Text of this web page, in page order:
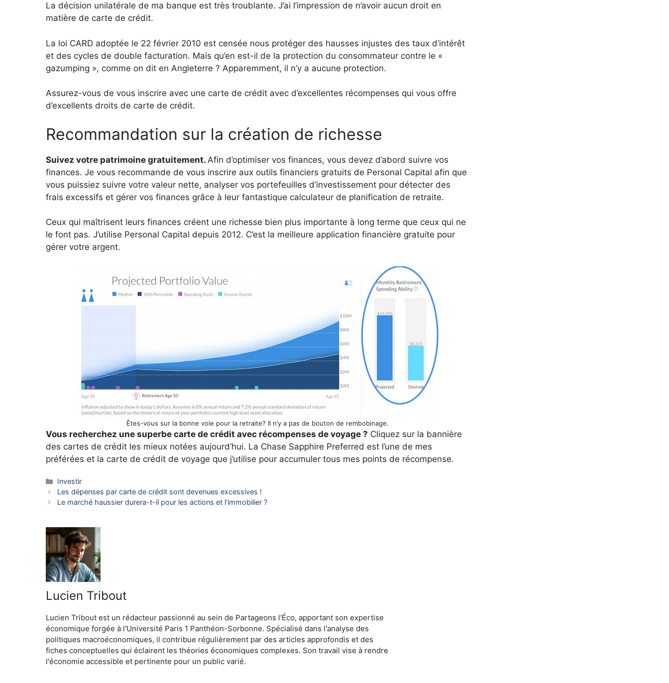
La décision unilatérale de ma banque est très troublante. J’ai l’impression de n’avoir aucun droit en
matière de carte de crédit.
La loi CARD adoptée le 22 février 2010 est censée nous protéger des hausses injustes des taux d’intérêt
et des cycles de double facturation. Mais qu’en est-il de la protection du consommateur contre le «
gazumping », comme on dit en Angleterre ? Apparemment, il n’y a aucune protection.
Assurez-vous de vous inscrire avec une carte de crédit avec d’excellentes récompenses qui vous offre
d’excellents droits de carte de crédit.
Recommandation sur la création de richesse
Suivez votre patrimoine gratuitement. Afin d’optimiser vos finances, vous devez d’abord suivre vos
finances. Je vous recommande de vous inscrire aux outils financiers gratuits de Personal Capital afin que
vous puissiez suivre votre valeur nette, analyser vos portefeuilles d’investissement pour détecter des
frais excessifs et gérer vos finances grâce à leur fantastique calculateur de planification de retraite.
Ceux qui maîtrisent leurs finances créent une richesse bien plus importante à long terme que ceux qui ne
le font pas. J’utilise Personal Capital depuis 2012. C’est la meilleure application financière gratuite pour
gérer votre argent.
Êtes-vous sur la bonne voie pour la retraite? Il n’y a pas de bouton de rembobinage.
Vous recherchez une superbe carte de crédit avec récompenses de voyage ? Cliquez sur la bannière
des cartes de crédit les mieux notées aujourd’hui. La Chase Sapphire Preferred est l’une de mes
préférées et la carte de crédit de voyage que j’utilise pour accumuler tous mes points de récompense.
Catégories
Investir
Les dépenses par carte de crédit sont devenues excessives !
Le marché haussier durera-t-il pour les actions et l’immobilier ?
Lucien Tribout
Lucien Tribout est un rédacteur passionné au sein de Partageons l'Éco, apportant son expertise
économique forgée à l'Université Paris 1 Panthéon-Sorbonne. Spécialisé dans l'analyse des
politiques macroéconomiques, il contribue régulièrement par des articles approfondis et des
fiches conceptuelles qui éclairent les théories économiques complexes. Son travail vise à rendre
l'économie accessible et pertinente pour un public varié.